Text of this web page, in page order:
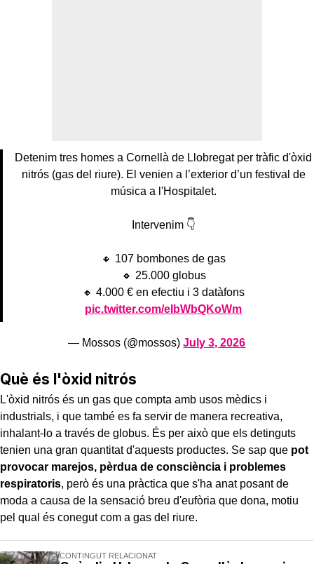
Detenim tres homes a Cornellà de Llobregat per tràfic d'òxid
nitrós (gas del riure). El venien a l’exterior d’un festival de
música a l'Hospitalet.
Intervenim 👇
🔸 107 bombones de gas
🔸 25.000 globus
🔸 4.000 € en efectiu i 3 datàfons
pic.twitter.com/eIbWbQKoWm
— Mossos (@mossos)July 3, 2026
Què és l'òxid nitrós
L'òxid nitrós és un gas que compta amb usos mèdics i
industrials, i que també es fa servir de manera recreativa,
inhalant-lo a través de globus. És per això que els detinguts
tenien una gran quantitat d'aquests productes. Se sap que pot
provocar marejos, pèrdua de consciència i problemes
respiratoris, però és una pràctica que s'ha anat posant de
moda a causa de la sensació breu d'eufòria que dona, motiu
pel qual és conegut com a gas del riure.
CONTINGUT RELACIONAT